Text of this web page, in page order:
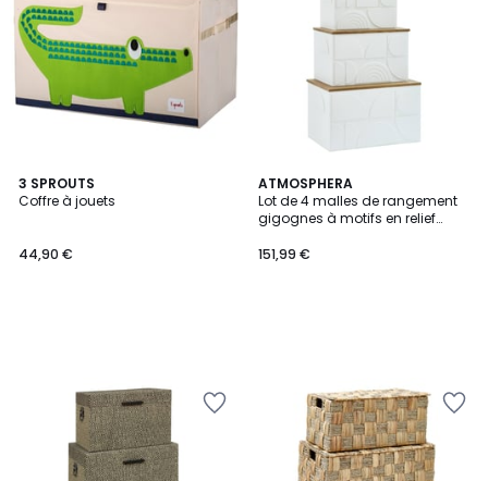
3 SPROUTS
Coffre à jouets
44,90 €
ATMOSPHERA
Lot de 4 malles de rangement
gigognes à motifs en relief
151,99 €